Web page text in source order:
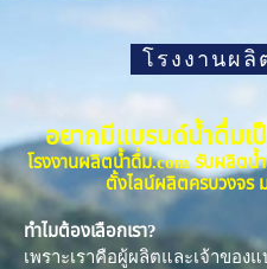
โรงงานผลิ
อยากมีแบรนด์น้ำดื่มเ
โรงงานผลิตน้ำดื่ม.com รับผลิต
ตั้งไลน์ผลิตครบวงจร
ทำไมต้องเลือกเรา?
เพราะเราคือผู้ผลิตและเจ้าของ